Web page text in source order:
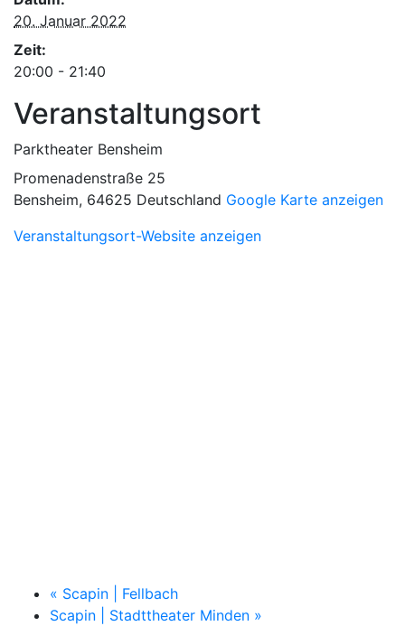
20. Januar 2022
Zeit:
20:00 - 21:40
Veranstaltungsort
Parktheater Bensheim
Promenadenstraße 25
Bensheim, 64625 Deutschland Google Karte anzeigen
Veranstaltungsort-Website anzeigen
« Scapin | Fellbach
Scapin | Stadttheater Minden »